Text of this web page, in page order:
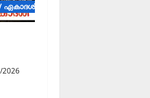
ഏകാദശി മഹാത്മ്യം
2026